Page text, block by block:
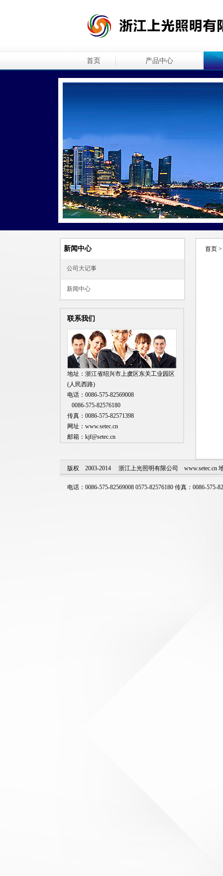
首页 产品中心
新闻中心
公司大记事
新闻中心
联系我们
地址：浙江省绍兴市上虞区东关工业园区
(人民西路)
电话：0086-575-82569008
0086-575-82576180
传真：0086-575-82571398
网址：www.setec.cn
邮箱：kjf@setec.cn
首页
版权 2003-2014 浙江上光照明有限公司 www.setec.cn
电话：0086-575-82569008 0575-82576180 传真：0086-575-